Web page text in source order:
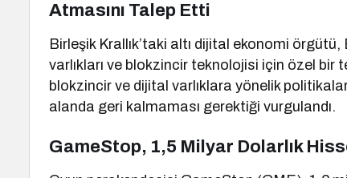
Atmasını Talep Etti
Birleşik Krallık’taki altı dijital ekonomi
varlıkları ve blokzincir teknolojisi için özel
blokzincir ve dijital varlıklara yönelik
alanda geri kalmaması gerektiği vurgulandı.
GameStop, 1,5 Milyar Dolarlık